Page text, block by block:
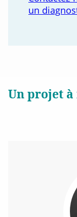
un
Un projet à